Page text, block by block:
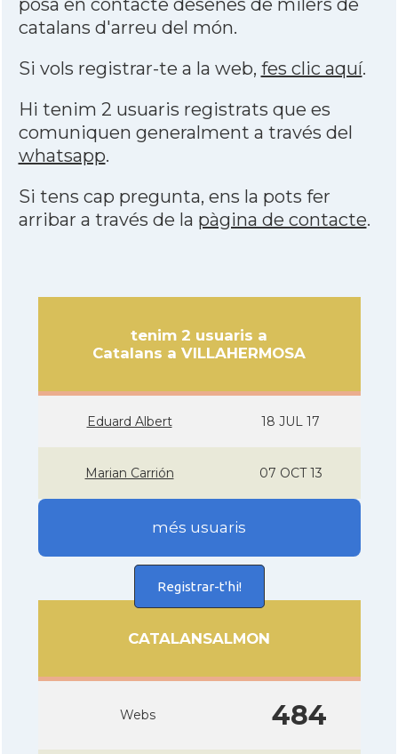
posa en contacte desenes de milers de
catalans d'arreu del món.
Si vols registrar-te a la web, fes clic aquí.
Hi tenim 2 usuaris registrats que es
comuniquen generalment a través del
whatsapp.
Si tens cap pregunta, ens la pots fer
arribar a través de la pàgina de contacte.
tenim 2 usuaris a
Catalans a VILLAHERMOSA
Eduard Albert 18 JUL 17
Marian Carrión 07 OCT 13
més usuaris
Registrar-t'hi!
CATALANSALMON
Webs 484